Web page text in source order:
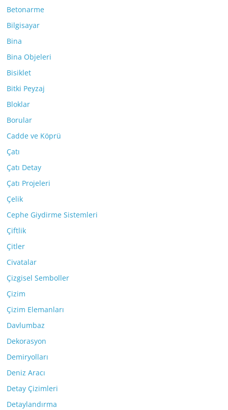
Betonarme
Bilgisayar
Bina
Bina Objeleri
Bisiklet
Bitki Peyzaj
Bloklar
Borular
Cadde ve Köprü
Çatı
Çatı Detay
Çatı Projeleri
Çelik
Cephe Giydirme Sistemleri
Çiftlik
Çitler
Civatalar
Çizgisel Semboller
Çizim
Çizim Elemanları
Davlumbaz
Dekorasyon
Demiryolları
Deniz Aracı
Detay Çizimleri
Detaylandırma